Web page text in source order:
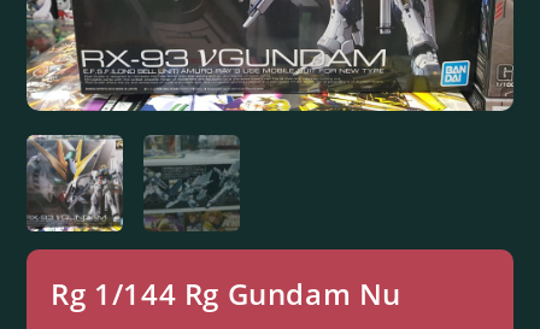
Rg 1/144 Rg Gundam Nu